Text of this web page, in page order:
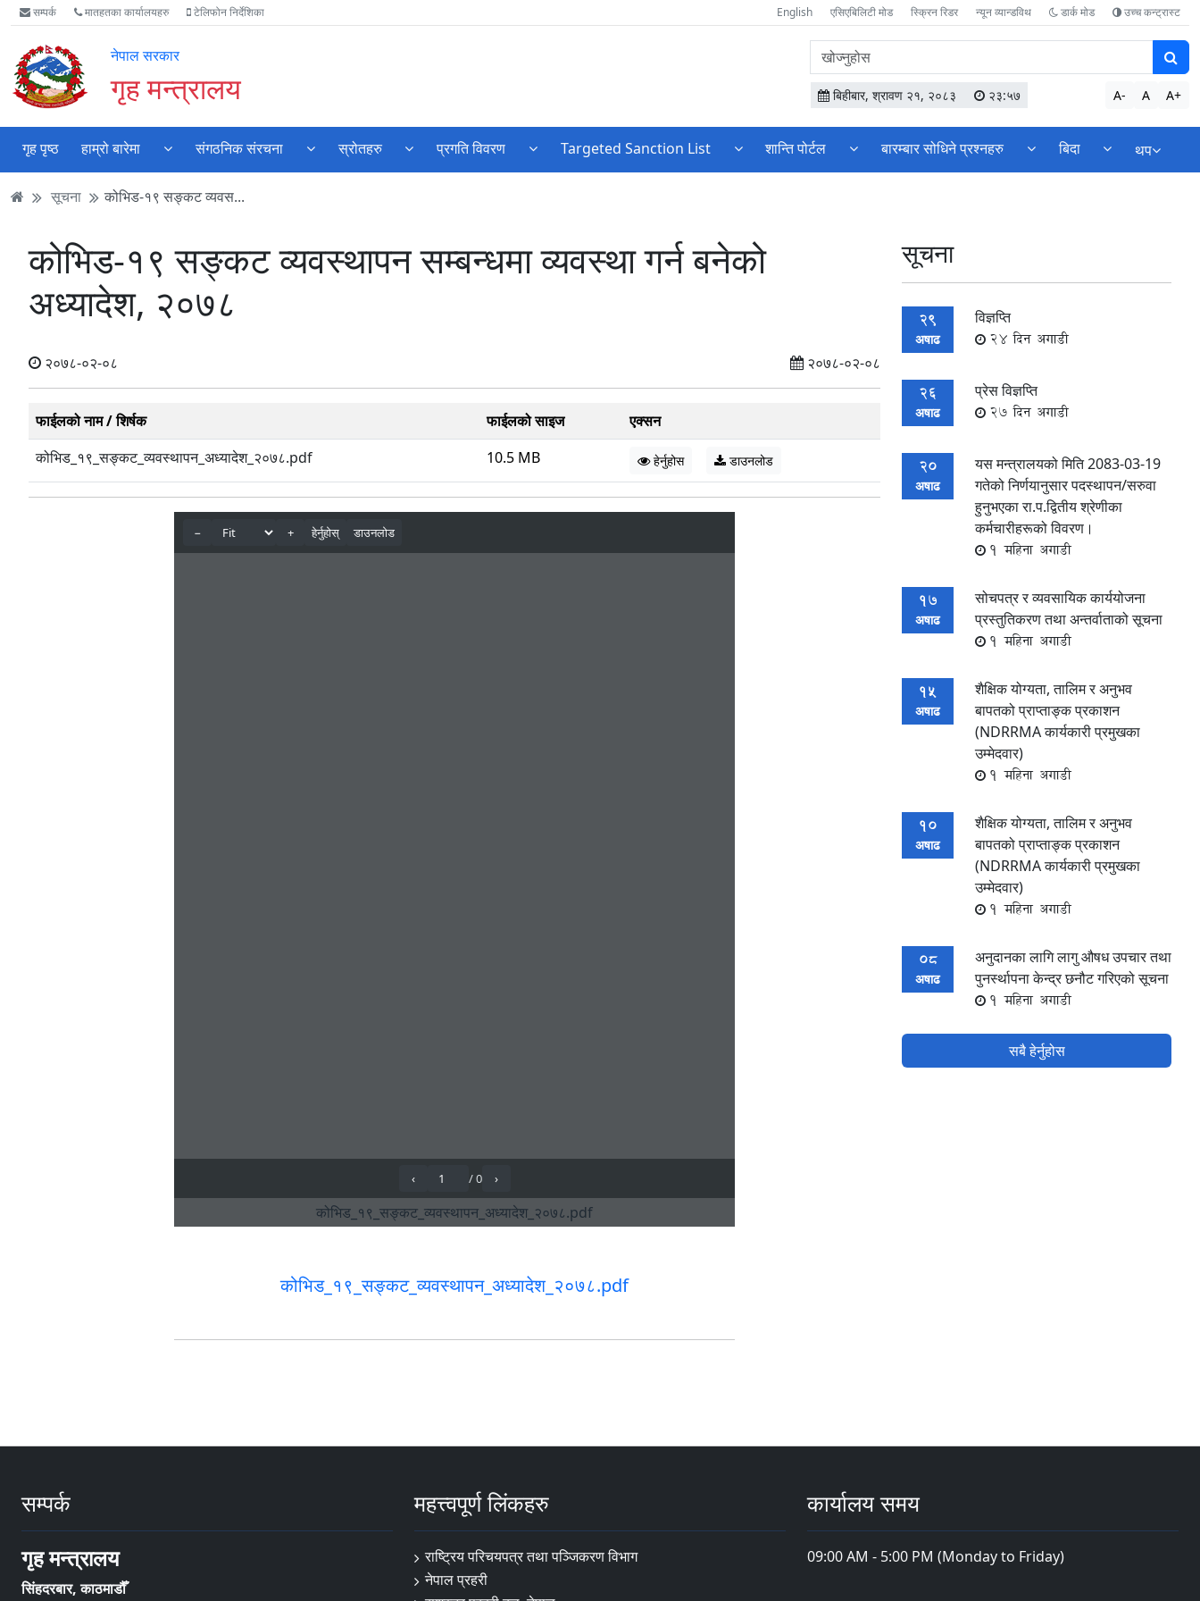
Accessibility
Mode
गर्नुहोस्
मुख्य
सामाग्री
पढ्नुहाेस्
मुख्य
नेभिगेसन
पढ्नुहाेस्
वेबसाइट
खोजमा
जानुहोस्
सम्पर्क मातहतका कार्यालयहरु टेलिफोन निर्देशिका English एसिएबिलिटी मोड स्क्रिन रिडर न्यून व्यान्डविथ डार्क मोड उच्च कन्ट्रास्ट
नेपाल सरकार
गृह मन्त्रालय
वेबसाइटमा
सामग्री
खोज्नुहोस
बिहीबार, श्रावण २१, २०८३ २३:५७ A- A A+
गृह पृष्ठ हाम्रो बारेमा संगठनिक संरचना स्रोतहरु प्रगति विवरण Targeted Sanction List शान्ति पोर्टल बारम्बार सोधिने प्रश्नहरु बिदा थप
सूचना कोभिड-१९ सङ्कट व्यवस...
कोभिड-१९ सङ्कट व्यवस्थापन सम्बन्धमा व्यवस्था गर्न बनेको
अध्यादेश, २०७८
२०७८-०२-०८ २०७८-०२-०८
फाईलको नाम / शिर्षक फाईलको साइज
एक्सन
कोभिड_१९_सङ्कट_व्यवस्थापन_अध्यादेश_२०७८.pdf
10.5 MB हेर्नुहोस डाउनलोड
कोभिड_१९_सङ्कट_व्यवस्थापन_अध्यादेश_२०७८.pdf
सूचना
29
अषाढ
विज्ञप्ति
24 दिन अगाडी
26
अषाढ
प्रेस विज्ञप्ति
27 दिन अगाडी
20
अषाढ
यस मन्त्रालयको मिति 2083-03-19
गतेको निर्णयानुसार पदस्थापन/सरुवा
हुनुभएका रा.प.द्वितीय श्रेणीका
कर्मचारीहरूको विवरण।
1 महिना अगाडी
17
अषाढ
सोचपत्र र व्यवसायिक कार्ययोजना
प्रस्तुतिकरण तथा अन्तर्वाताको सूचना
1 महिना अगाडी
15
अषाढ
शैक्षिक योग्यता, तालिम र अनुभव
बापतको प्राप्ताङ्क प्रकाशन
(NDRRMA कार्यकारी प्रमुखका
उम्मेदवार)
1 महिना अगाडी
10
अषाढ
शैक्षिक योग्यता, तालिम र अनुभव
बापतको प्राप्ताङ्क प्रकाशन
(NDRRMA कार्यकारी प्रमुखका
उम्मेदवार)
1 महिना अगाडी
08
अषाढ
अनुदानका लागि लागु औषध उपचार तथा
पुनर्स्थापना केन्द्र छनौट गरिएको सूचना
1 महिना अगाडी
सबै हेर्नुहोस
सम्पर्क
गृह मन्त्रालय
सिंहदरबार, काठमाडौँ
महत्त्वपूर्ण लिंकहरु
राष्ट्रिय परिचयपत्र तथा पञ्‍जिकरण विभाग
नेपाल प्रहरी
कार्यालय समय
09:00 AM - 5:00 PM (Monday to Friday)